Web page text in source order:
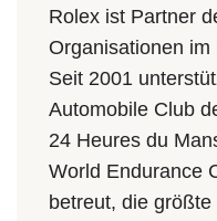
Rolex ist Partner
Organisationen
Seit 2001
Automobile Club
24 Heures du
World Endurance
betreut, die